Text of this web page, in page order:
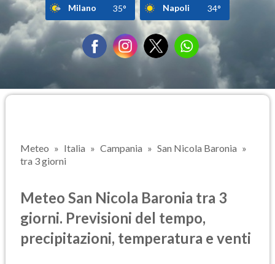
Milano 35° Napoli 34°
Meteo Italia Campania
San Nicola Baronia
tra 3 giorni
Meteo San Nicola Baronia tra 3
giorni. Previsioni del tempo,
precipitazioni, temperatura e venti